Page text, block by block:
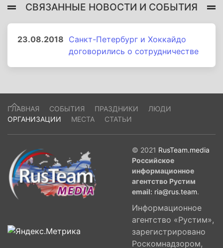
СВЯЗАННЫЕ НОВОСТИ И СОБЫТИЯ
23.08.2018 Санкт-Петербург и Хоккайдо
договорились о сотрудничестве
ГЛАВНАЯ СОБЫТИЯ ПРАЗДНИКИ
ЛЮДИ
ОРГАНИЗАЦИИ
МЕСТА СТАТЬИ
© 2021 RusTeam.media
Российское
информационное
агентство Рустим
email: ria@rus.team.
Информационное
агентство «Рустим»,
зарегистрировано
Роскомнадзором,